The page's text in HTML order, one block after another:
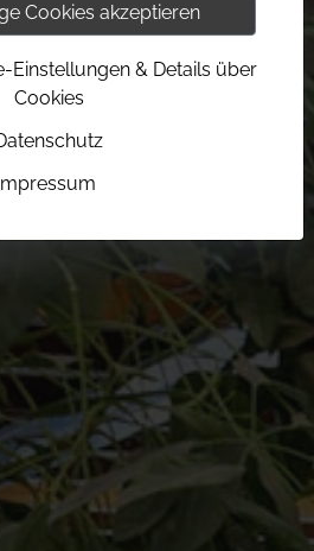
Cookies akzeptieren
Einstellungen & Details über
Cookies